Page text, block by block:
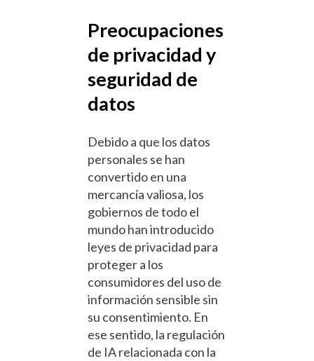
Preocupaciones
de privacidad y
seguridad de
datos
Debido a que los datos
personales se han
convertido en una
mercancía valiosa, los
gobiernos de todo el
mundo han introducido
leyes de privacidad para
proteger a los
consumidores del uso de
información sensible sin
su consentimiento. En
ese sentido, la regulación
de IA relacionada con la